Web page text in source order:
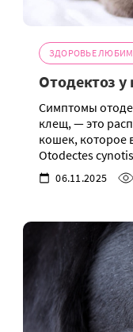
ЗДОРОВЬЕ
Отодектоз
Симптомы
клещ, — это
кошек, которое
Otodectes
06.11.2025